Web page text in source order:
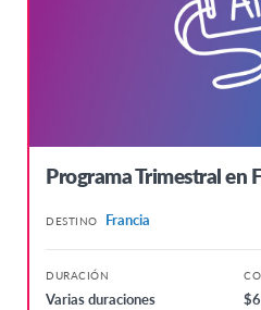
Programa Trimestral en
DESTINO Francia
DURACIÓN
Varias duraciones